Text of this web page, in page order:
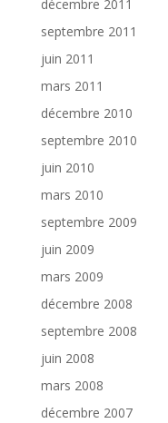
décembre 2011
septembre 2011
juin 2011
mars 2011
décembre 2010
septembre 2010
juin 2010
mars 2010
septembre 2009
juin 2009
mars 2009
décembre 2008
septembre 2008
juin 2008
mars 2008
décembre 2007